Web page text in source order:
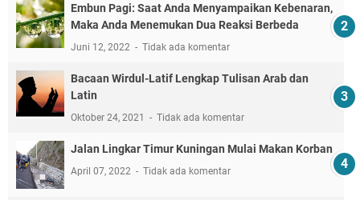
Embun Pagi: Saat Anda Menyampaikan Kebenaran,
Maka Anda Menemukan Dua Reaksi Berbeda
Juni 12, 2022 Tidak ada komentar
Bacaan Wirdul-Latif Lengkap Tulisan Arab dan
Latin
Oktober 24, 2021 Tidak ada komentar
Jalan Lingkar Timur Kuningan Mulai Makan Korban
April 07, 2022 Tidak ada komentar